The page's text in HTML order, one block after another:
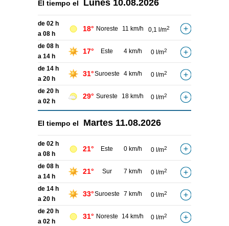
El tiempo el Lunes 10.08.2026
de 02 h
a 08 h
18° Noreste 11 km/h 0,1 l/m2
de 08 h
a 14 h
17° Este 4 km/h 0 l/m2
de 14 h
a 20 h
31°Suroeste 4 km/h 0 l/m2
de 20 h
a 02 h
29° Sureste 18 km/h 0 l/m2
El tiempo el Martes 11.08.2026
de 02 h
a 08 h
21° Este 0 km/h 0 l/m2
de 08 h
a 14 h
21° Sur 7 km/h 0 l/m2
de 14 h
a 20 h
33°Suroeste 7 km/h 0 l/m2
de 20 h
a 02 h
31° Noreste 14 km/h 0 l/m2